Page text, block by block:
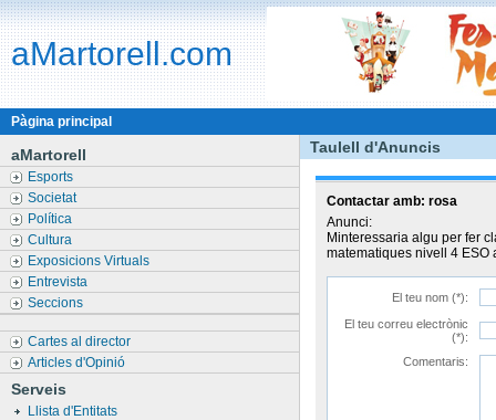
aMartorell.com
Pàgina principal
aMartorell
Esports
Societat
Política
Cultura
Exposicions Virtuals
Entrevista
Seccions
Cartes al director
Articles d'Opinió
Serveis
Llista d'Entitats
Taulell d'Anuncis
Contactar amb: rosa
Anunci:
Minteressaria algu per fer
matematiques nivell 4 ESO
El teu nom (*):
El teu correu electrònic
(*):
Comentaris: